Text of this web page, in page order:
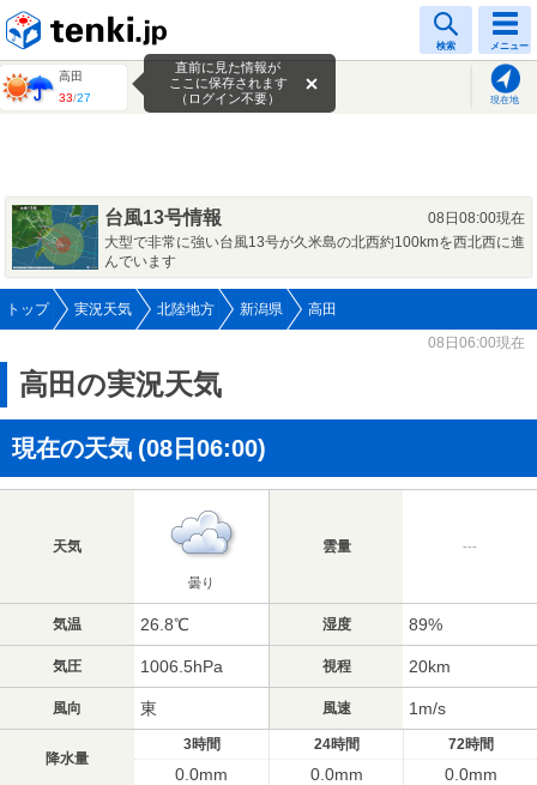
検索 メニュー
高田
33/27 現在地
直前に見た情報が
ここに保存されます
（ログイン不要）
台風13号情報
08日08:00現在
大型で非常に強い台風13号が久米島の北西約100kmを西北西に進
んでいます
トップ 実況天気 北陸地方 新潟県
高田
08日06:00現在
高田の実況天気
現在の天気 (08日06:00)
天気
曇り
雲量 ---
気温 26.8℃ 湿度 89%
気圧 1006.5hPa 視程 20km
風向 東 風速 1m/s
降水量
3時間
0.0mm
24時間
0.0mm
72時間
0.0mm